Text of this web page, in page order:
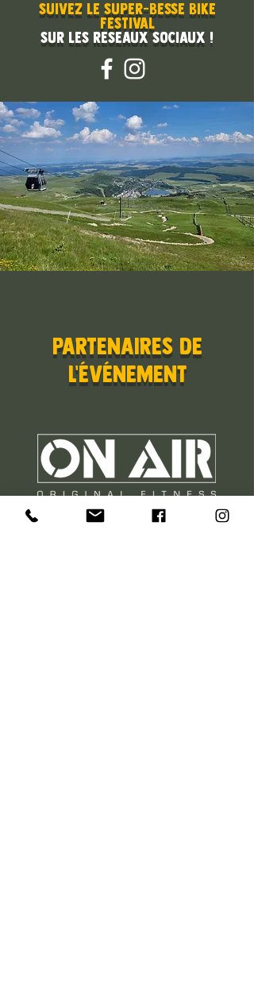
SUIVEZ LE SUPER-BESSE BIKE
FESTIVAL
SUR LES RESEAUX SOCIAUX !
PARTENAIRES de
l'événement